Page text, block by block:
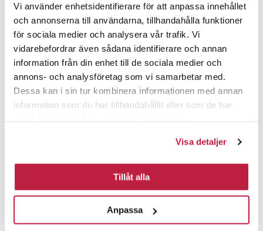
Vi använder enhetsidentifierare för att anpassa innehållet
och annonserna till användarna, tillhandahålla funktioner
för sociala medier och analysera vår trafik. Vi
vidarebefordrar även sådana identifierare och annan
information från din enhet till de sociala medier och
annons- och analysföretag som vi samarbetar med.
Dessa kan i sin tur kombinera informationen med annan
information som du har tillhandahållit eller som de har
Visa detaljer
Tillåt alla
Anpassa
Vores forretningsidé